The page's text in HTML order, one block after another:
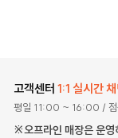
고객센터 1:1 실시간
평일 11:00 ~ 16:00 /
※오프라인 매장은 운